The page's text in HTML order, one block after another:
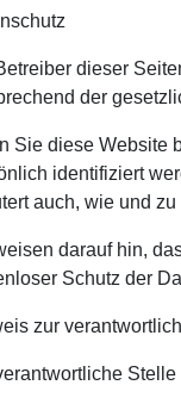
dieser
der
Sie diese Website
identifiziert
auch, wie und
darauf hin,
Schutz der
zur